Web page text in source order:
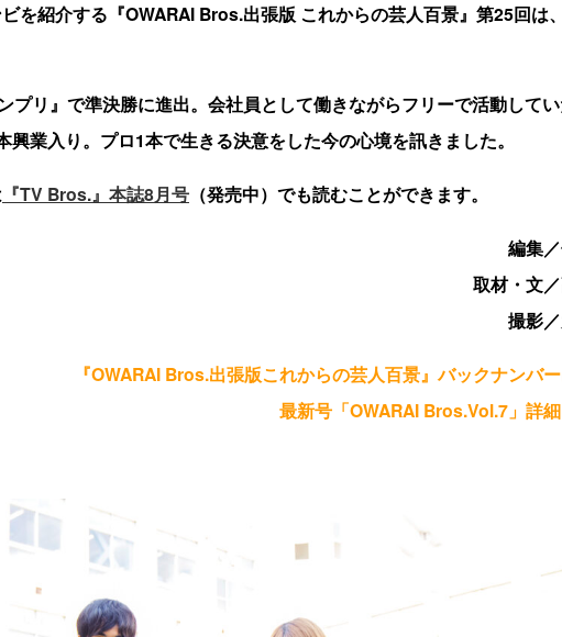
を紹介する『OWARAI Bros.出張版 これからの芸人百景』第25回は
プリ』で準決勝に進出。会社員として働きながらフリーで活動して
興業入り。プロ1本で生きる決意をした今の心境を訊きました。
『TV Bros.』本誌8月号 （発売中）でも読むことができます。
編集
取材・文
撮影
『OWARAI Bros.出張版これからの芸人百景』バックナンバ
最新号「OWARAI Bros.Vol.7」詳